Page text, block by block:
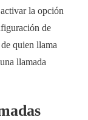
la opción
de
quien llama
llamada